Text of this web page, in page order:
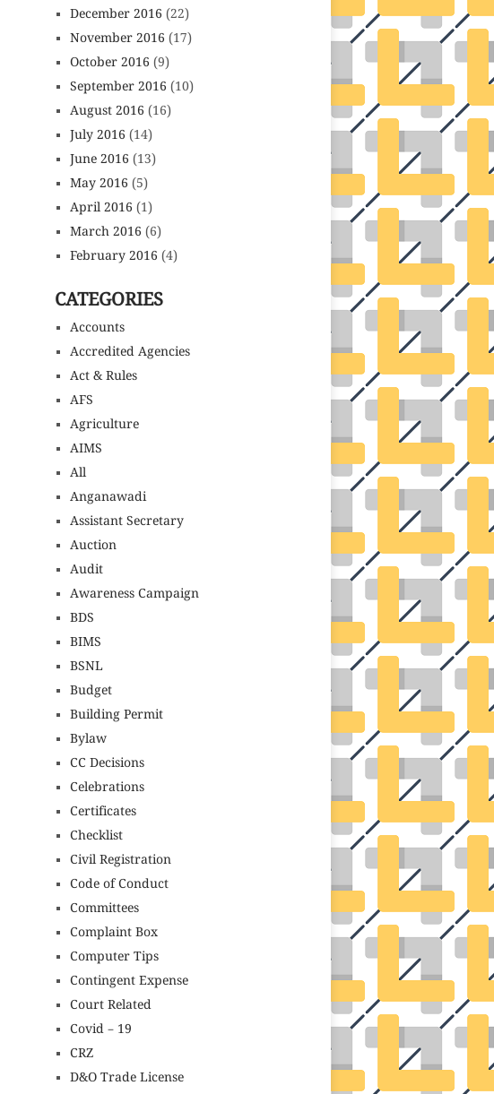
December 2016 (22)
November 2016 (17)
October 2016 (9)
September 2016 (10)
August 2016 (16)
July 2016 (14)
June 2016 (13)
May 2016 (5)
April 2016 (1)
March 2016 (6)
February 2016 (4)
CATEGORIES
Accounts
Accredited Agencies
Act & Rules
AFS
Agriculture
AIMS
All
Anganawadi
Assistant Secretary
Auction
Audit
Awareness Campaign
BDS
BIMS
BSNL
Budget
Building Permit
Bylaw
CC Decisions
Celebrations
Certificates
Checklist
Civil Registration
Code of Conduct
Committees
Complaint Box
Computer Tips
Contingent Expense
Court Related
Covid – 19
CRZ
D&O Trade License